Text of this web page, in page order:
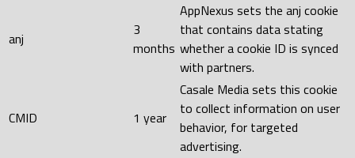
anj
3
months
AppNexus sets the anj cookie
that contains data stating
whether a cookie ID is synced
with partners.
CMID 1 year
Casale Media sets this cookie
to collect information on user
behavior, for targeted
advertising.